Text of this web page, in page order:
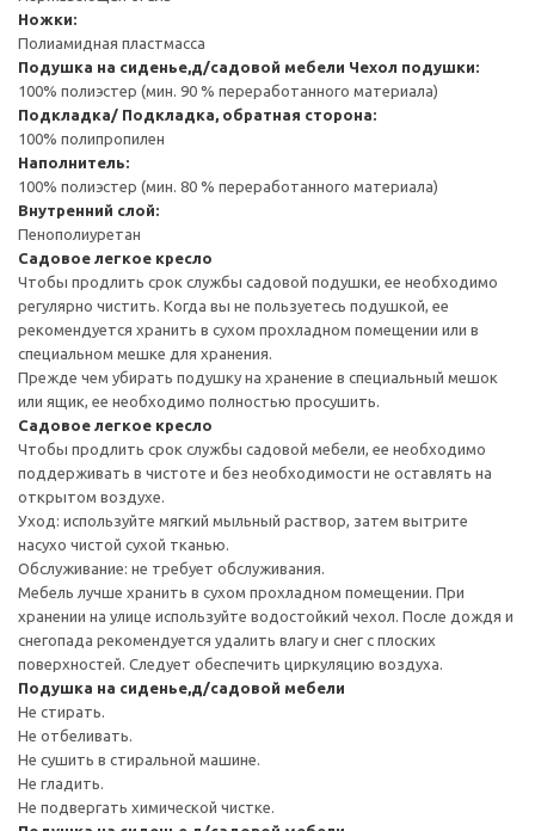
Ножки:
Полиамидная пластмасса
Подушка на сиденье,д/садовой мебели Чехол подушки:
100% полиэстер (мин. 90 % переработанного материала)
Подкладка/ Подкладка, обратная сторона:
100% полипропилен
Наполнитель:
100% полиэстер (мин. 80 % переработанного материала)
Внутренний слой:
Пенополиуретан
Садовое легкое кресло
Чтобы продлить срок службы садовой подушки, ее необходимо
регулярно чистить. Когда вы не пользуетесь подушкой, ее
рекомендуется хранить в сухом прохладном помещении или в
специальном мешке для хранения.
Прежде чем убирать подушку на хранение в специальный мешок
или ящик, ее необходимо полностью просушить.
Садовое легкое кресло
Чтобы продлить срок службы садовой мебели, ее необходимо
поддерживать в чистоте и без необходимости не оставлять на
открытом воздухе.
Уход: используйте мягкий мыльный раствор, затем вытрите
насухо чистой сухой тканью.
Обслуживание: не требует обслуживания.
Мебель лучше хранить в сухом прохладном помещении. При
хранении на улице используйте водостойкий чехол. После дождя и
снегопада рекомендуется удалить влагу и снег с плоских
поверхностей. Следует обеспечить циркуляцию воздуха.
Подушка на сиденье,д/садовой мебели
Не стирать.
Не отбеливать.
Не сушить в стиральной машине.
Не гладить.
Не подвергать химической чистке.